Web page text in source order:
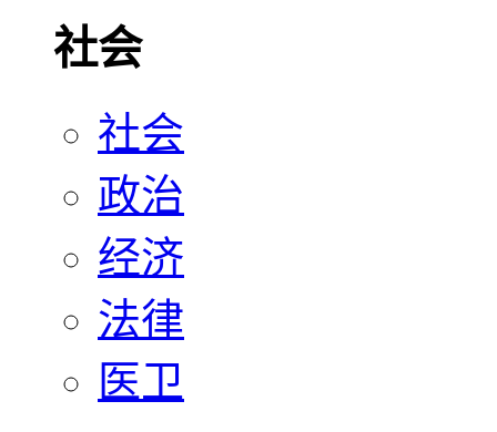
社会
社会
政治
经济
法律
医卫